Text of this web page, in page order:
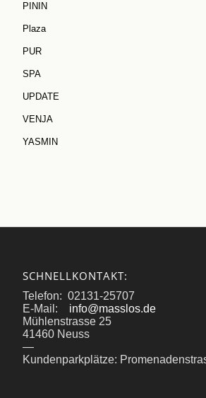
PININ
Plaza
PUR
SPA
UPDATE
VENJA
YASMIN
SCHNELLKONTAKT:
Telefon: 02131-25707
E-Mail: info@masslos.de
Mühlenstrasse 25
41460 Neuss
—
Kundenparkplätze: